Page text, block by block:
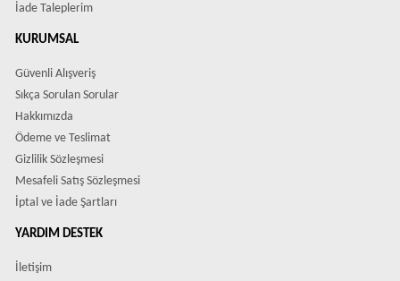
İade Taleplerim
KURUMSAL
Güvenli Alışveriş
Sıkça Sorulan Sorular
Hakkımızda
Ödeme ve Teslimat
Gizlilik Sözleşmesi
Mesafeli Satış Sözleşmesi
İptal ve İade Şartları
YARDIM DESTEK
İletişim